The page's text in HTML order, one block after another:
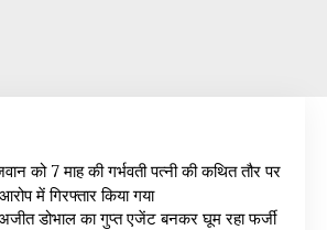
को 7 माह की गर्भवती पत्नी की कथित तौर पर
में गिरफ्तार किया गया
डोभाल का गुप्त एजेंट बनकर घूम रहा फर्जी